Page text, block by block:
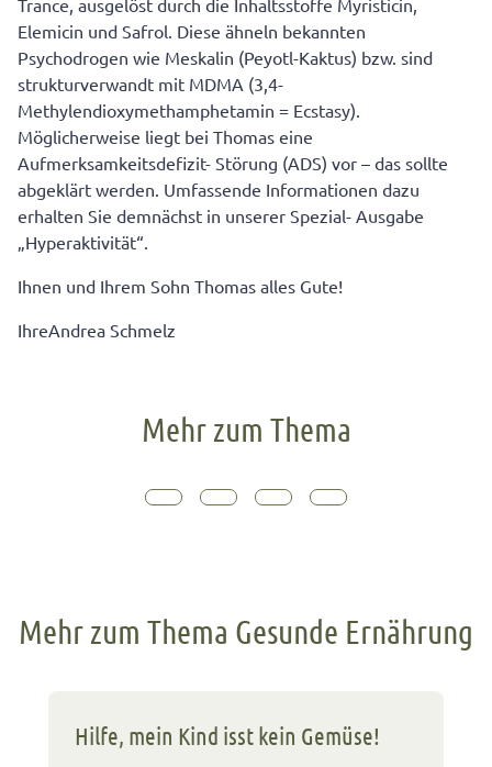
Trance, ausgelöst durch die Inhaltsstoffe Myristicin,
Elemicin und Safrol. Diese ähneln bekannten
Psychodrogen wie Meskalin (Peyotl-Kaktus) bzw. sind
strukturverwandt mit MDMA (3,4-
Methylendioxymethamphetamin = Ecstasy).
Möglicherweise liegt bei Thomas eine
Aufmerksamkeitsdefizit- Störung (ADS) vor – das sollte
abgeklärt werden. Umfassende Informationen dazu
erhalten Sie demnächst in unserer Spezial- Ausgabe
„Hyperaktivität“.
Ihnen und Ihrem Sohn Thomas alles Gute!
IhreAndrea Schmelz
Mehr zum Thema
Mehr zum Thema Gesunde Ernährung
Hilfe, mein Kind isst kein Gemüse!